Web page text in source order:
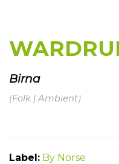
Birna
(Folk | Ambient)
Label: By Norse